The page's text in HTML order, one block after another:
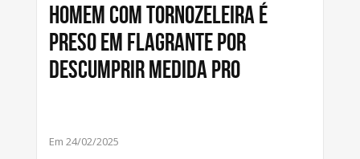
Homem com tornozeleira é
preso em flagrante por
descumprir medida pro
Em 24/02/2025